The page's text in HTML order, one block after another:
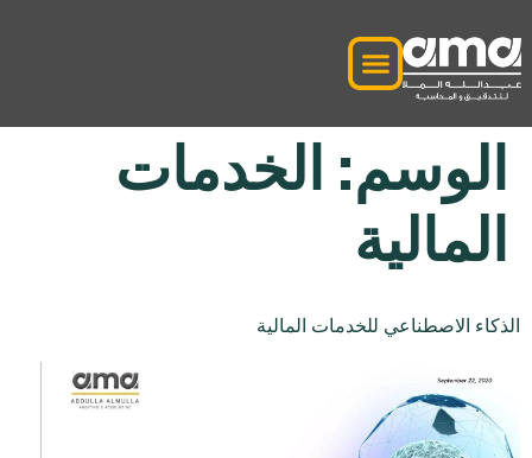
الوسم: الخدمات
المالية
الذكاء الاصطناعي للخدمات المالية